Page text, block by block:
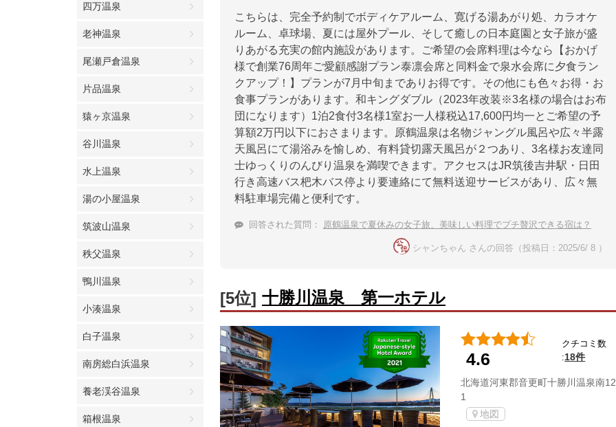
四万温泉
老神温泉
尾瀬戸倉温泉
片品温泉
猿ヶ京温泉
谷川温泉
水上温泉
湯の小屋温泉
筑波山温泉
秩父温泉
鴨川温泉
小湊温泉
白子温泉
南房総白浜温泉
養老渓谷温泉
箱根温泉
こちらは、完全予約制でボディケアルーム、寛げる湯あがり処、カラオケ
ルーム、卓球場、夏には屋外プール、そして癒しの日本庭園と女子旅が盛
りあがる充実の館内施設があります。ご希望の会席料理は今なら【おかげ
様で創業76周年ご愛顧感謝プラン泰凛会席と同料金で泉水会席に夕食ラン
クアップ！】プランが7月中旬までありお得です。その他にも色々お得・お
食事プランがあります。和キングダブル（2023年改装※3名様の場合はお布
団になります）1泊2食付3名様1室お一人様税込17,600円均一とご希望の予
算額2万円以下におさまります。原鶴温泉は名物ジャングル風呂や広々半露
天風呂にて湯浴みを愉しめ、有料貸切露天風呂が２つあり、3名様お友達同
士ゆっくりのんびり温泉を満喫できます。アクセスはJR筑後吉井駅・日田
行き高速バス杷木バス停より要連絡にて無料送迎サービスがあり、広々無
料駐車場完備と便利です。
回答された質問： 原鶴温泉で夏休みの女子旅、美味しい料理でプチ贅沢できる宿は？
シャンちゃん さんの回答（投稿日：2025/6/ 8 ）
[5位] 十勝川温泉 第一ホテル
4.6
クチコミ数
:18件
北海道河東郡音更町十勝川温泉南
1
地図